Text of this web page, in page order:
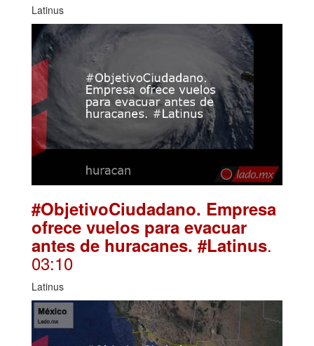
Latinus
#ObjetivoCiudadano. Empresa
ofrece vuelos para evacuar
antes de huracanes. #Latinus.
03:10
Latinus